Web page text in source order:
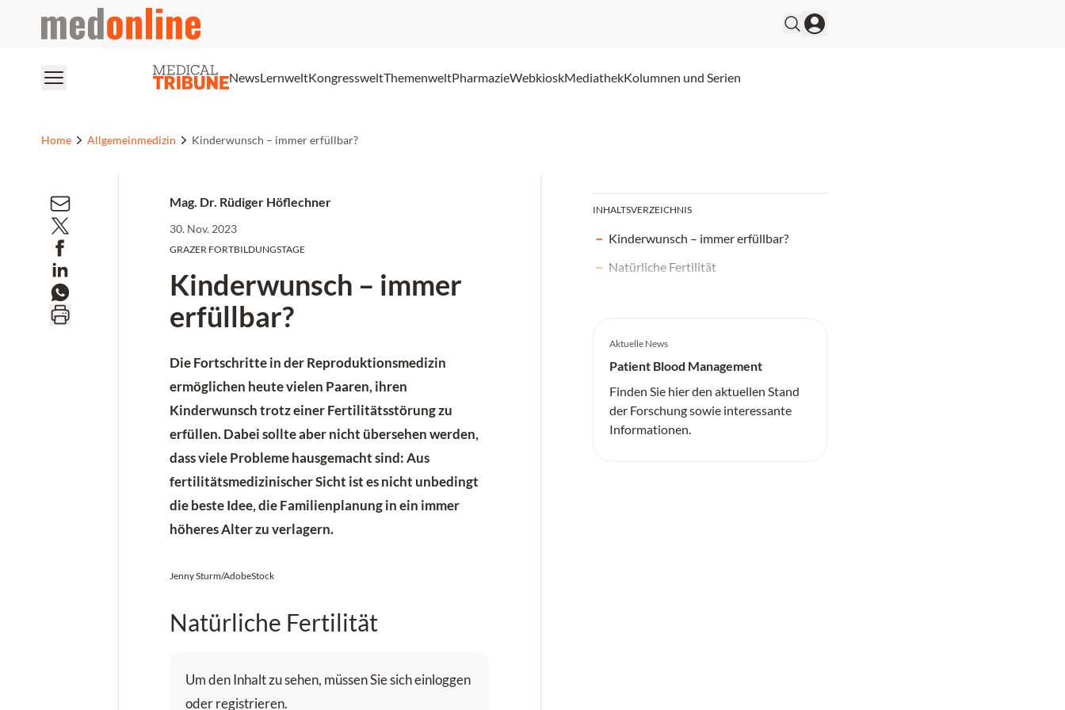
medonline
NewsLernweltKongressweltThemenweltPharmazieWebkioskMediathekKolumnen und Serien
Home Allgemeinmedizin Kinderwunsch – immer erfüllbar?
Mag. Dr. Rüdiger Höflechner
30. Nov. 2023
GRAZER FORTBILDUNGSTAGE
Kinderwunsch – immer
erfüllbar?
Die Fortschritte in der Reproduktionsmedizin
ermöglichen heute vielen Paaren, ihren
Kinderwunsch trotz einer Fertilitätsstörung zu
erfüllen. Dabei sollte aber nicht übersehen werden,
dass viele Probleme hausgemacht sind: Aus
fertilitätsmedizinischer Sicht ist es nicht unbedingt
die beste Idee, die Familienplanung in ein immer
höheres Alter zu verlagern.
Jenny Sturm/AdobeStock
Natürliche Fertilität
Um den Inhalt zu sehen, müssen Sie sich einloggen
oder registrieren.
INHALTSVERZEICHNIS
Kinderwunsch – immer erfüllbar?
Natürliche Fertilität
Aktuelle News
Patient Blood Management
Finden Sie hier den aktuellen Stand
der Forschung sowie interessante
Informationen.